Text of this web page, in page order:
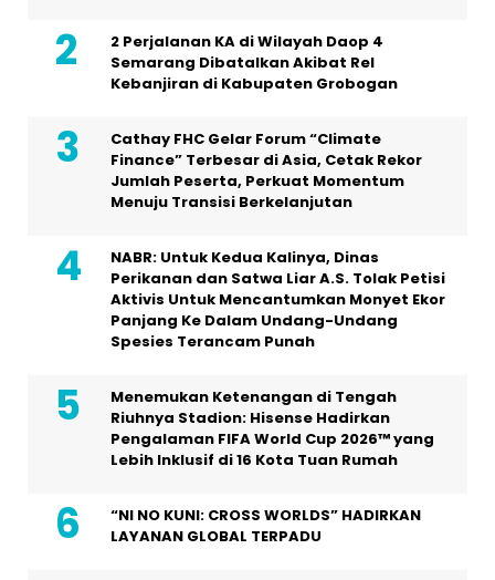
2 Perjalanan KA di Wilayah Daop 4
Semarang Dibatalkan Akibat Rel
Kebanjiran di Kabupaten Grobogan
Cathay FHC Gelar Forum “Climate
Finance” Terbesar di Asia, Cetak Rekor
Jumlah Peserta, Perkuat Momentum
Menuju Transisi Berkelanjutan
NABR: Untuk Kedua Kalinya, Dinas
Perikanan dan Satwa Liar A.S. Tolak Petisi
Aktivis Untuk Mencantumkan Monyet Ekor
Panjang Ke Dalam Undang-Undang
Spesies Terancam Punah
Menemukan Ketenangan di Tengah
Riuhnya Stadion: Hisense Hadirkan
Pengalaman FIFA World Cup 2026™ yang
Lebih Inklusif di 16 Kota Tuan Rumah
“NI NO KUNI: CROSS WORLDS” HADIRKAN
LAYANAN GLOBAL TERPADU